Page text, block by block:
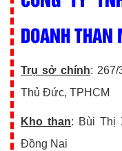
DOANH
Trụ sở chính:
Thủ Đức, TPHCM
Kho than: Bùi Thị
Đồng Nai